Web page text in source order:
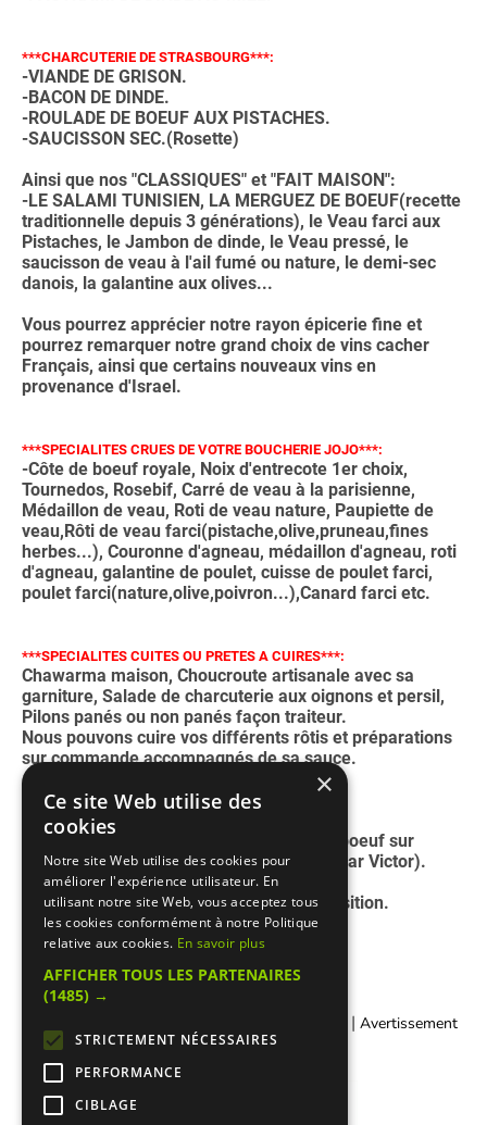
***CHARCUTERIE DE STRASBOURG***:
-VIANDE DE GRISON.
-BACON DE DINDE.
-ROULADE DE BOEUF AUX PISTACHES.
-SAUCISSON SEC.(Rosette)
Ainsi que nos "CLASSIQUES" et "FAIT MAISON":
-LE SALAMI TUNISIEN, LA MERGUEZ DE BOEUF(recette
traditionnelle depuis 3 générations), le Veau farci aux
Pistaches, le Jambon de dinde, le Veau pressé, le
saucisson de veau à l'ail fumé ou nature, le demi-sec
danois, la galantine aux olives...
Vous pourrez apprécier notre rayon épicerie fine et
pourrez remarquer notre grand choix de vins cacher
Français, ainsi que certains nouveaux vins en
provenance d'Israel.
***SPECIALITES CRUES DE VOTRE BOUCHERIE JOJO***:
-Côte de boeuf royale, Noix d'entrecote 1er choix,
Tournedos, Rosebif, Carré de veau à la parisienne,
Médaillon de veau, Roti de veau nature, Paupiette de
veau,Rôti de veau farci(pistache,olive,pruneau,fines
herbes...), Couronne d'agneau, médaillon d'agneau, roti
d'agneau, galantine de poulet, cuisse de poulet farci,
poulet farci(nature,olive,poivron...),Canard farci etc.
***SPECIALITES CUITES OU PRETES A CUIRES***:
Chawarma maison, Choucroute artisanale avec sa
garniture, Salade de charcuterie aux oignons et persil,
Pilons panés ou non panés façon traiteur.
Nous pouvons cuire vos différents rôtis et préparations
sur commande accompagnés de sa sauce.
***LES NEWS***:
Mini-salami Jojo, le fameux arpaccio de boeuf sur
assiette, soubressade maison(préparée par Victor).
Un service livraison est mis à votre disposition.
| Avertissement
Légal
×
Ce site Web utilise des
cookies
Notre site Web utilise des cookies pour
améliorer l'expérience utilisateur. En
utilisant notre site Web, vous acceptez tous
les cookies conformément à notre Politique
relative aux cookies. En savoir plus
AFFICHER TOUS LES PARTENAIRES
(1485) →
STRICTEMENT NÉCESSAIRES
PERFORMANCE
CIBLAGE